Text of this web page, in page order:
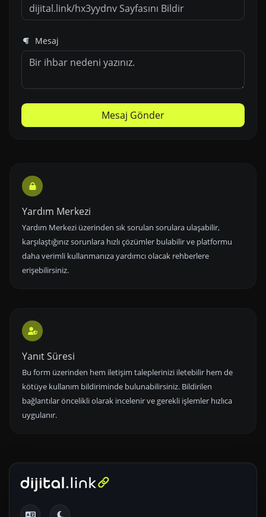
Mesaj
Mesaj Gönder
Yardım Merkezi
Yardım Merkezi üzerinden sık sorulan sorulara ulaşabilir,
karşılaştığınız sorunlara hızlı çözümler bulabilir ve platformu
daha verimli kullanmanıza yardımcı olacak rehberlere
erişebilirsiniz.
Yanıt Süresi
Bu form üzerinden hem iletişim taleplerinizi iletebilir hem de
kötüye kullanım bildiriminde bulunabilirsiniz. Bildirilen
bağlantılar öncelikli olarak incelenir ve gerekli işlemler hızlıca
uygulanır.